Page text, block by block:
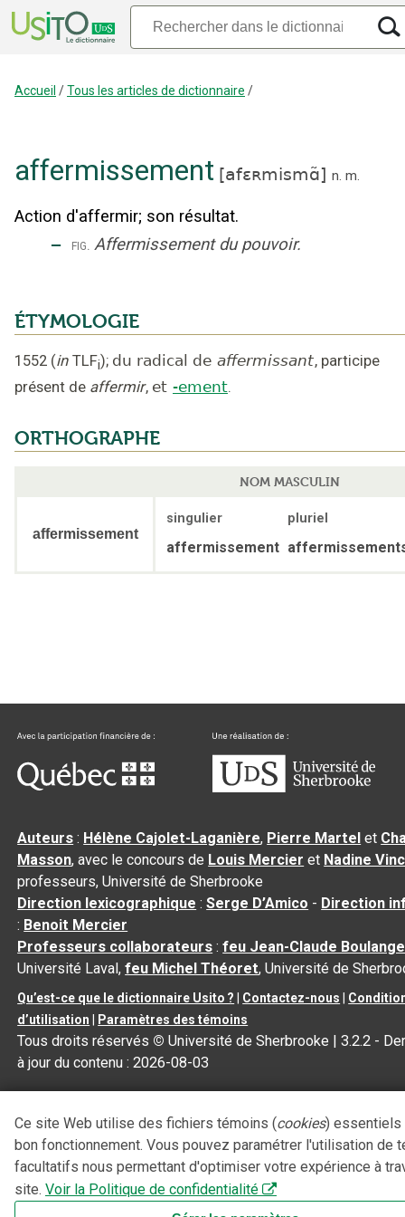
Accueil /Tous les articles de dictionnaire /
affermissement [afɛʀmismɑ̃] n. m.
Action d'affermir; son résultat.
‒ fig. Affermissement du pouvoir.
ÉTYMOLOGIE
1552 (in TLFi); du radical de affermissant, participe
présent de affermir, et -ement.
ORTHOGRAPHE
NOM MASCULIN
affermissement
singulier pluriel
affermissement
Auteurs : Hélène Cajolet-Laganière, Pierre Martel et
Masson, avec le concours de Louis Mercier et Nadine
professeurs, Université de Sherbrooke
Direction lexicographique :Serge D’Amico - Direction
: Benoit Mercier
Professeurs collaborateurs :feu Jean-Claude
Université Laval,feu Michel Théoret, Université de
Qu’est-ce que le dictionnaire Usito ? Contactez-nous
d’utilisation
Paramètres des témoins
Tous droits réservés © Université de Sherbrooke |3.2.2 -
à jour du contenu :2026-08-03
Ce site Web utilise des fichiers témoins (cookies) essentiels
bon fonctionnement. Vous pouvez paramétrer l'utilisation de
facultatifs nous permettant d'optimiser votre expérience à
site. Voir la Politique de confidentialité